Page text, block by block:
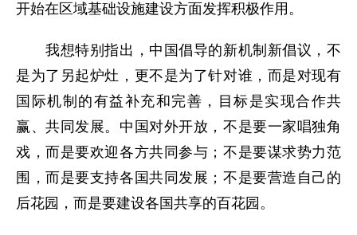
开始在区域基础设施建设方面发挥积极作用。
我想特别指出，中国倡导的新机制新倡议，不
是为了另起炉灶，更不是为了针对谁，而是对现有
国际机制的有益补充和完善，目标是实现合作共
赢、共同发展。中国对外开放，不是要一家唱独角
戏，而是要欢迎各方共同参与；不是要谋求势力范
围，而是要支持各国共同发展；不是要营造自己的
后花园，而是要建设各国共享的百花园。